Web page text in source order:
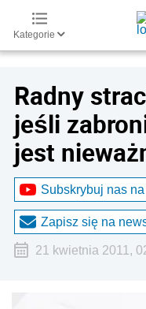
Kategorie
Radny
jeśli
jest
Subskrybuj nas
Zapisz się na
21 kwietnia 2011,